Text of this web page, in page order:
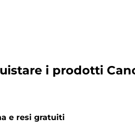
i prodotti
e resi gratuiti